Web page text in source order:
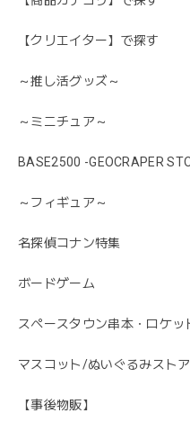
【クリエイター】で探す
～推し活グッズ～
～ミニチュア～
BASE2500 -GEOCRAPER
～フィギュア～
名探偵コナン特集
ボードゲーム
スペースタウン串本・ロケ
マスコット/ぬいぐるみストア
【事後物販】